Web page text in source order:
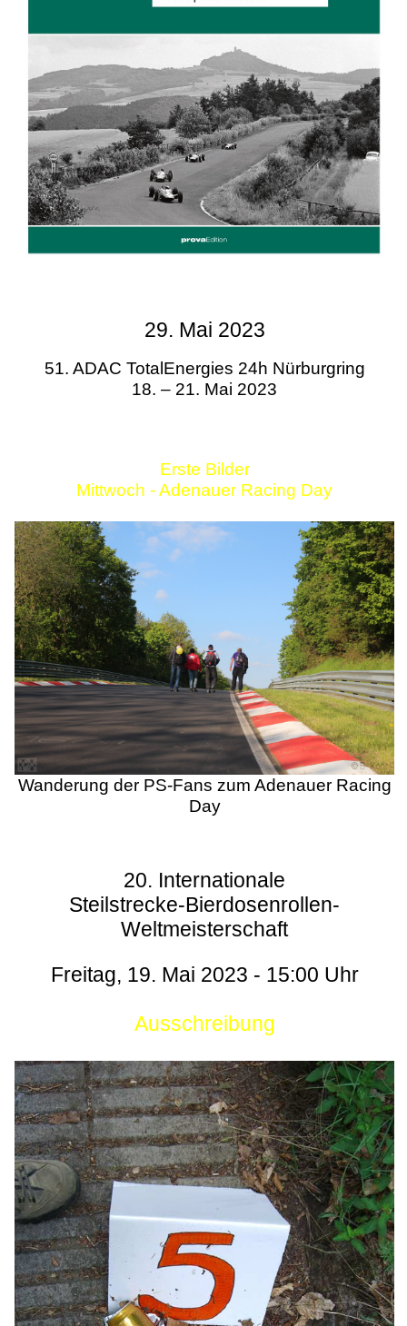
29. Mai 2023
51. ADAC TotalEnergies 24h Nürburgring
18. – 21. Mai 2023
Erste Bilder
Mittwoch - Adenauer Racing Day
Wanderung der PS-Fans zum Adenauer Racing
Day
20. Internationale
Steilstrecke-Bierdosenrollen-
Weltmeisterschaft
Freitag, 19. Mai 2023 - 15:00 Uhr
Ausschreibung